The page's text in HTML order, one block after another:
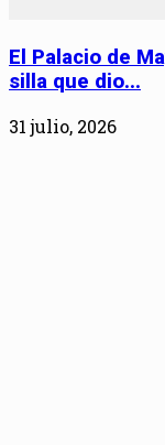
El Palacio de
silla que dio...
31 julio, 2026